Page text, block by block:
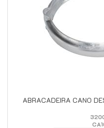
ABRACADEIRA CANO